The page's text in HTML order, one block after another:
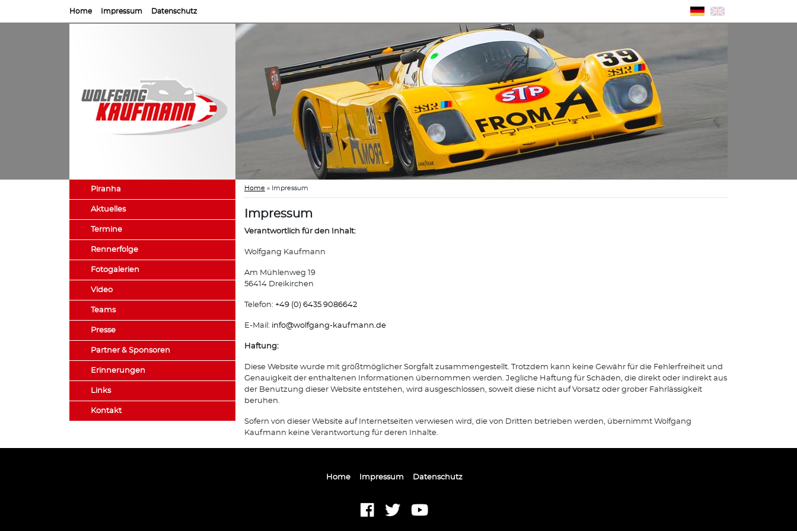
Home Impressum Datenschutz
Piranha
Aktuelles
Termine
Rennerfolge
Fotogalerien
Video
Teams
Presse
Partner & Sponsoren
Erinnerungen
Links
Kontakt
Home » Impressum
Impressum
Verantwortlich für den Inhalt:
Wolfgang Kaufmann
Am Mühlenweg 19
56414 Dreikirchen
Telefon: +49 (0) 6435 9086642
E-Mail: info@wolfgang-kaufmann.de
Haftung:
Diese Website wurde mit größtmöglicher Sorgfalt zusammengestellt. Trotzdem kann keine Gewähr für die Fehlerfreiheit und
Genauigkeit der enthaltenen Informationen übernommen werden. Jegliche Haftung für Schäden, die direkt oder indirekt aus
der Benutzung dieser Website entstehen, wird ausgeschlossen, soweit diese nicht auf Vorsatz oder grober Fahrlässigkeit
beruhen.
Sofern von dieser Website auf Internetseiten verwiesen wird, die von Dritten betrieben werden, übernimmt Wolfgang
Kaufmann keine Verantwortung für deren Inhalte.
Home Impressum Datenschutz